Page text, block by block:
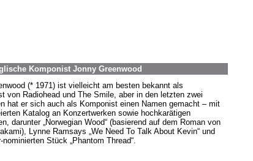
Komponist Jonny Greenwood
(* 1971) ist vielleicht am besten bekannt als
von Radiohead und The Smile, aber in den letzten zwei
hat er sich auch als Komponist einen Namen gemacht – mit
Katalog an Konzertwerken sowie hochkarätigen
darunter „Norwegian Wood“ (basierend auf dem Roman von
Lynne Ramsays „We Need To Talk About Kevin“ und
Stück „Phantom Thread“.